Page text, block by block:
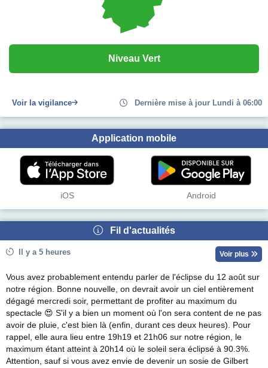
Niveau Vert
Voir la vigilance Dernière mise à jour Lundi à 06:00
Application mobile
iOS Android
Fil d'actualités
Il y a 5 heures Voir plus
Vous avez probablement entendu parler de l'éclipse du 12 août sur
notre région. Bonne nouvelle, on devrait avoir un ciel entièrement
dégagé mercredi soir, permettant de profiter au maximum du
spectacle 😍 S'il y a bien un moment où l'on sera content de ne pas
avoir de pluie, c'est bien là (enfin, durant ces deux heures). Pour
rappel, elle aura lieu entre 19h19 et 21h06 sur notre région, le
maximum étant atteint à 20h14 où le soleil sera éclipsé à 90.3%.
Attention, sauf si vous avez envie de devenir un sosie de Gilbert